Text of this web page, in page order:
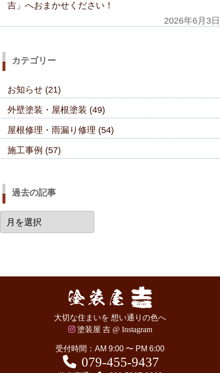
吉」へおまかせください！
2026年6月3日
カテゴリー
お知らせ (21)
外壁塗装・屋根塗装 (49)
屋根修理・雨漏り修理 (54)
施工事例 (57)
過去の記事
去
大切な住まいを 想い通りの色へ
塗装屋 吉 @ Instagram
受付時間：AM 9:00 〜 PM 6:00
079-455-9437